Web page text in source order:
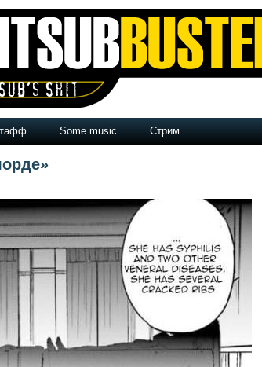
Some music Стрим